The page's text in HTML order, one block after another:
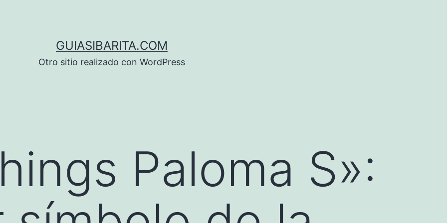
GUIASIBARITA.COM
Otro sitio realizado con WordPress
Paloma S»: